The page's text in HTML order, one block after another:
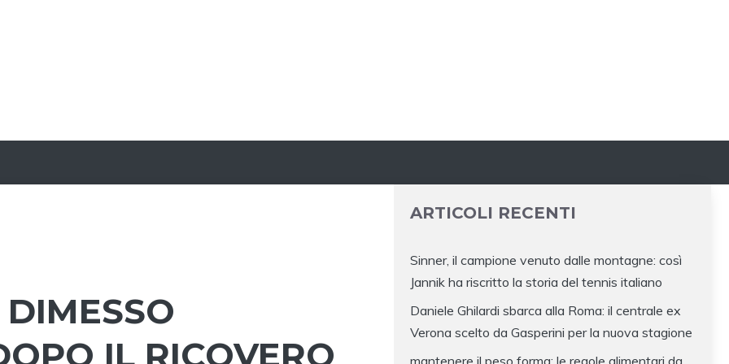
IL RICOVERO
ARTICOLI RECENTI
Sinner, il campione venuto dalle montagne: così
Jannik ha riscritto la storia del tennis italiano
Daniele Ghilardi sbarca alla Roma: il centrale ex
Verona scelto da Gasperini per la nuova stagione